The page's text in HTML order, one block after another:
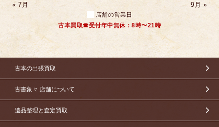
« 7月
9月 »
店舗の営業日
古本買取☎受付年中無休：8時〜21時
古本の出張買取
古書象々 店舗について
遺品整理と査定買取